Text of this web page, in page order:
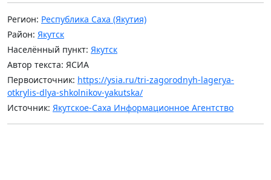
Регион: Республика Саха (Якутия)
Район: Якутск
Населённый пункт: Якутск
Автор текста: ЯСИА
Первоисточник: https://ysia.ru/tri-zagorodnyh-lagerya-
otkrylis-dlya-shkolnikov-yakutska/
Источник: Якутское-Саха Информационное Агентство